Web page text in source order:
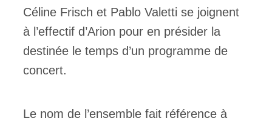
Céline Frisch et Pablo Valetti se joignent
à l’effectif d’Arion pour en présider la
destinée le temps d’un programme de
concert.
Le nom de l’ensemble fait référence à